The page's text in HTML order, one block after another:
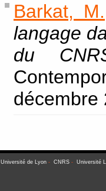
Barkat, M.
langage
du
décembre
Université de Lyon- CNRS- Université